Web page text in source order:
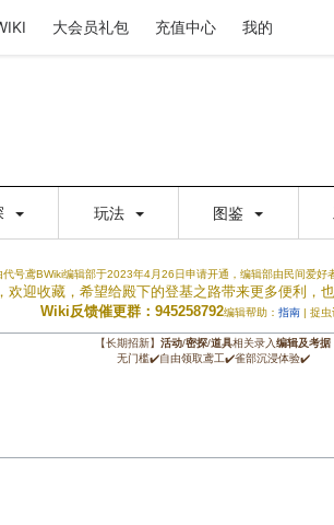
大会员礼包 充值中心 我的
玩法 图鉴
代号鸢BWiki编辑部于2023年4月26日申请开通，编辑部由民间爱好
欢迎收藏，希望给殿下的登基之路带来更多便利，
Wiki反馈催更群：945258792编辑帮助： 指南| 捉虫
【长期招新】 活动/密探/道具相关录入编辑及考据
无门槛✔️自由领取鸢工✔️雀部沉浸体验✔️